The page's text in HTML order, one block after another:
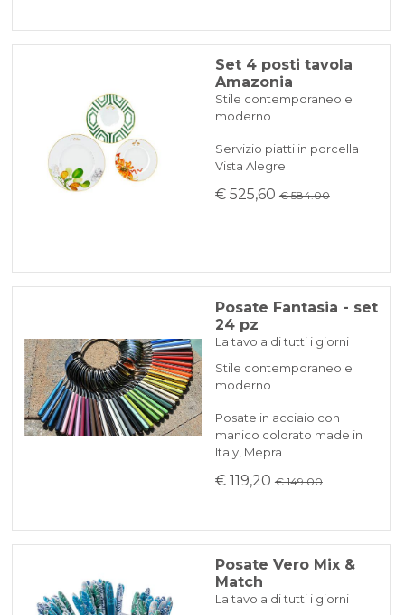
Set 4 posti tavola
Amazonia
Stile contemporaneo e
moderno
Servizio piatti in porcella
Vista Alegre
€ 525,60 € 584.00
Posate Fantasia - set
24 pz
La tavola di tutti i giorni
Stile contemporaneo e
moderno
Posate in acciaio con
manico colorato made in
Italy, Mepra
€ 119,20 € 149.00
Posate Vero Mix &
Match
La tavola di tutti i giorni